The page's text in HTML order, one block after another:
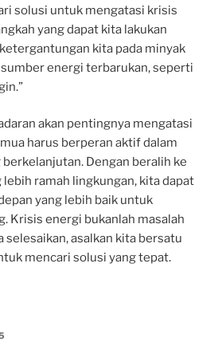
solusi untuk mengatasi krisis
yang dapat kita lakukan
kita pada minyak
energi terbarukan, seperti
akan pentingnya mengatasi
harus berperan aktif dalam
Dengan beralih ke
ramah lingkungan, kita dapat
yang lebih baik untuk
Krisis energi bukanlah masalah
selesaikan, asalkan kita bersatu
mencari solusi yang tepat.